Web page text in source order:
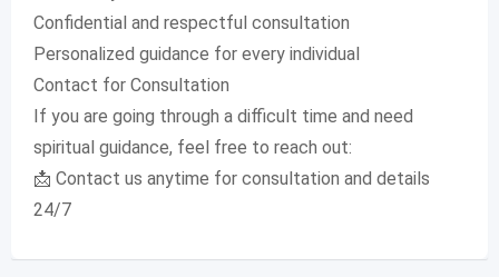
Confidential and respectful consultation
Personalized guidance for every individual
Contact for Consultation
If you are going through a difficult time and need
spiritual guidance, feel free to reach out:
📩 Contact us anytime for consultation and details
24/7